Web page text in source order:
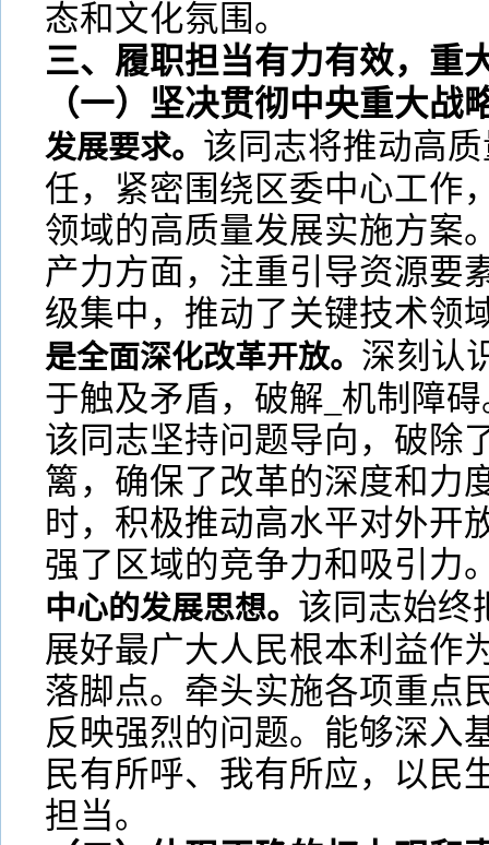
态和文化氛围。
三、履职担当有力有效，重
（一）坚决贯彻中央重大战
发展要求。 该同志将推动高
任，紧密围绕区委中心工作
领域的高质量发展实施方案
产力方面，注重引导资源要
级集中，推动了关键技术领
是全面深化改革开放。 深刻认
于触及矛盾，破解_机制障
该同志坚持问题导向，破除
篱，确保了改革的深度和力
时，积极推动高水平对外开
强了区域的竞争力和吸引力
中心的发展思想。 该同志始终
展好最广大人民根本利益作
落脚点。牵头实施各项重点
反映强烈的问题。能够深入
民有所呼、我有所应，以民
担当。